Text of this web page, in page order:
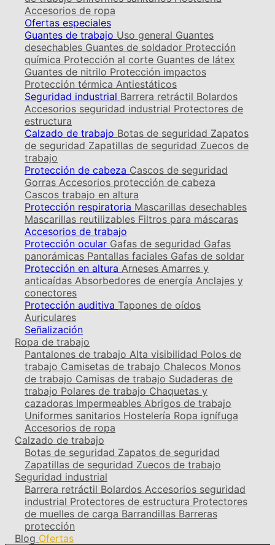
Accesorios de ropa
Ofertas especiales
Guantes de trabajo Uso general Guantes
desechables Guantes de soldador Protección
química Protección al corte Guantes de látex
Guantes de nitrilo Protección impactos
Protección térmica Antiestáticos
Seguridad industrial Barrera retráctil Bolardos
Accesorios seguridad industrial Protectores de
estructura
Calzado de trabajo Botas de seguridad Zapatos
de seguridad Zapatillas de seguridad Zuecos de
trabajo
Protección de cabeza Cascos de seguridad
Gorras Accesorios protección de cabeza
Cascos trabajo en altura
Protección respiratoria Mascarillas desechables
Mascarillas reutilizables Filtros para máscaras
Accesorios de trabajo
Protección ocular Gafas de seguridad Gafas
panorámicas Pantallas faciales Gafas de soldar
Protección en altura Arneses Amarres y
anticaídas Absorbedores de energía Anclajes y
conectores
Protección auditiva Tapones de oídos
Auriculares
Señalización
Ropa de trabajo
Pantalones de trabajo Alta visibilidad Polos de
trabajo Camisetas de trabajo Chalecos Monos
de trabajo Camisas de trabajo Sudaderas de
trabajo Polares de trabajo Chaquetas y
cazadoras Impermeables Abrigos de trabajo
Uniformes sanitarios Hostelería Ropa ignífuga
Accesorios de ropa
Calzado de trabajo
Botas de seguridad Zapatos de seguridad
Zapatillas de seguridad Zuecos de trabajo
Seguridad industrial
Barrera retráctil Bolardos Accesorios seguridad
industrial Protectores de estructura Protectores
de muelles de carga Barrandillas Barreras
protección
Blog Ofertas